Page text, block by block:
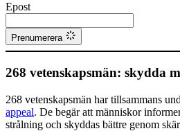
Epost
Prenumerera
268 vetenskapsmän: skydda
268 vetenskapsmän har tillsammans
appeal. De begär att människor
strålning och skyddas bättre genom